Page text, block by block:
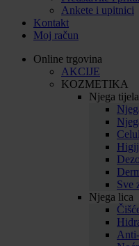
Ankete i upitnici
Kontakt
Moj račun
Online trgovina
AKCIJE
KOZMETIKA
Njega tijela
Sve
Njega lica